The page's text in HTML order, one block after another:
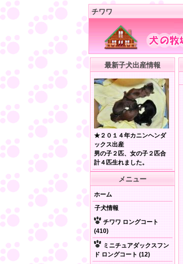
チワワ
最新子犬出産情報
★２０１４年カニンヘンダ
ックス出産
男の子２匹、女の子２匹合
計４匹生れました。
メニュー
ホーム
子犬情報
チワワ ロングコート
(410)
ミニチュアダックスフン
ド ロングコート (12)